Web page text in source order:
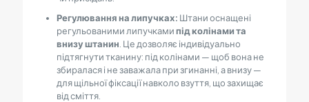
Регулювання на липучках: Штани оснащені
регульованими липучкамипід колінами та
внизу штанин . Це дозволяє індивідуально
підтягнути тканину: під колінами — щоб вона не
збиралася і не заважала при згинанні, а внизу —
для щільної фіксації навколо взуття, що захищає
від сміття.